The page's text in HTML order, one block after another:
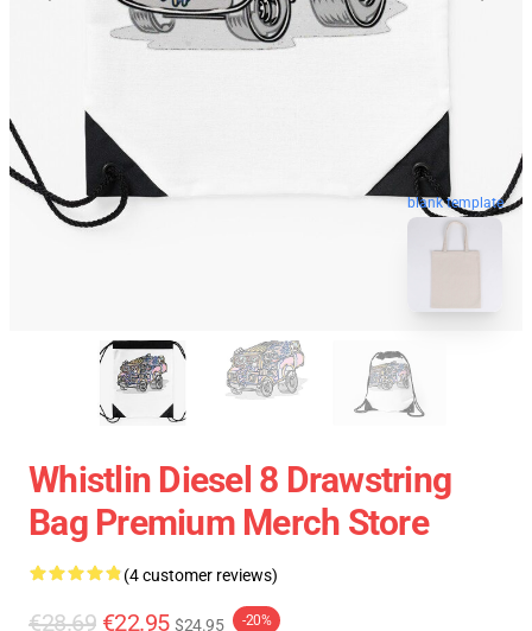
blank template
Whistlin Diesel 8 Drawstring
Bag Premium Merch Store
(4 customer reviews)
€28.69 €22.95 $24.95 -20%